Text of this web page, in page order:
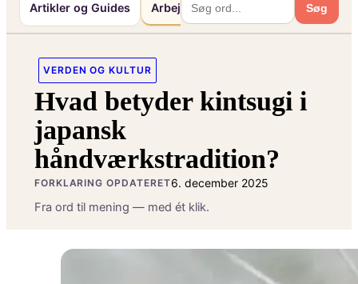
Artikler og Guides Arbejde og Karriereliv Søg
VERDEN OG KULTUR
Hvad betyder kintsugi i
japansk
håndværkstradition?
FORKLARING OPDATERET6. december 2025
Fra ord til mening — med ét klik.